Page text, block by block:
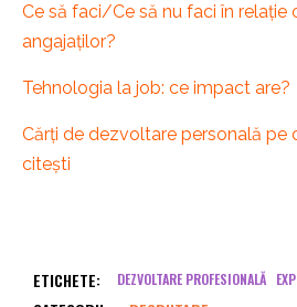
Ce să faci/Ce să nu faci în relație
angajaților?
Tehnologia la job: ce impact are?
Cărți de dezvoltare personală pe
citești
ETICHETE: DEZVOLTARE PROFESIONALĂ